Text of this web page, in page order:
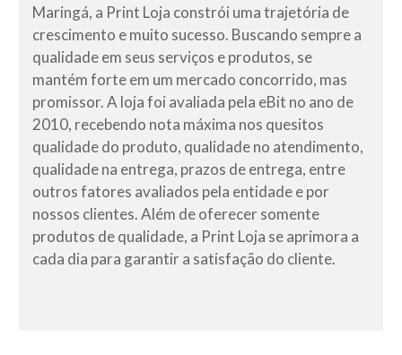
Maringá, a Print Loja constrói uma trajetória de
crescimento e muito sucesso. Buscando sempre a
qualidade em seus serviços e produtos, se
mantém forte em um mercado concorrido, mas
promissor. A loja foi avaliada pela eBit no ano de
2010, recebendo nota máxima nos quesitos
qualidade do produto, qualidade no atendimento,
qualidade na entrega, prazos de entrega, entre
outros fatores avaliados pela entidade e por
nossos clientes. Além de oferecer somente
produtos de qualidade, a Print Loja se aprimora a
cada dia para garantir a satisfação do cliente.